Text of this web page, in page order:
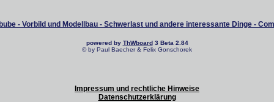
- Vorbild und Modellbau - Schwerlast und andere interessante Dinge -
powered by ThWboard3 Beta 2.84
© by Paul Baecher & Felix Gonschorek
Impressum und rechtliche Hinweise
Datenschutzerklärung